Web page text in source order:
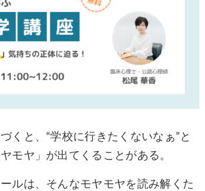
くと、“学校に行きたくないなぁ”と
モヤ」が出てくることがある。
ルは、そんなモヤモヤを読み解くた